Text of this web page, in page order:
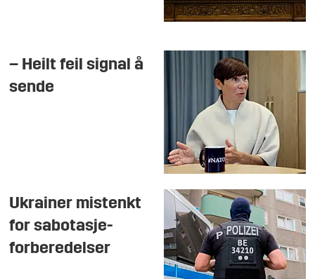
– Heilt feil signal å
sende
Ukrainer mistenkt
for sabotasje-
forberedelser